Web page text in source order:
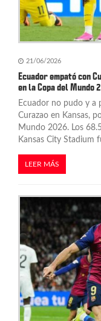
21/06/2026
Ecuador empató con
en la Copa del Mundo
Ecuador no pudo y a
Curazao en Kansas,
Mundo 2026. Los
Kansas City Stadium
LEER MÁS